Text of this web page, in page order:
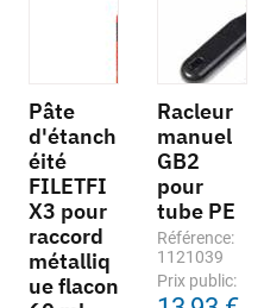
Pâte
d'étanch
éité
FILETFI
X3 pour
raccord
métalliq
ue flacon
Racleur
manuel
GB2
pour
tube PE
Référence:
1121039
Prix public: